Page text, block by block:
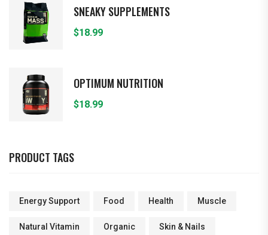
SNEAKY SUPPLEMENTS
$18.99
OPTIMUM NUTRITION
$18.99
PRODUCT TAGS
Energy Support Food Health Muscle
Natural Vitamin Organic Skin & Nails